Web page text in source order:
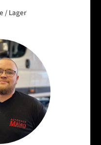
/ Lager